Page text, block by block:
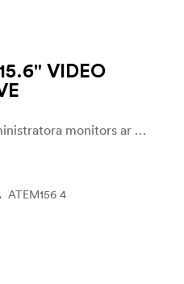
VIDEO
15,6” tiešraides apraides administratora monitors ar četru HDMI ieeju.
ATEM156 4